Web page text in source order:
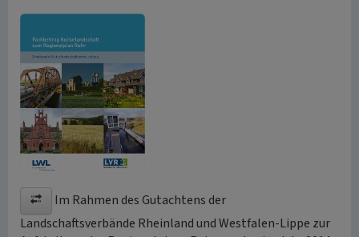
Im Rahmen des Gutachtens der
Landschaftsverbände Rheinland und Westfalen-Lippe zur